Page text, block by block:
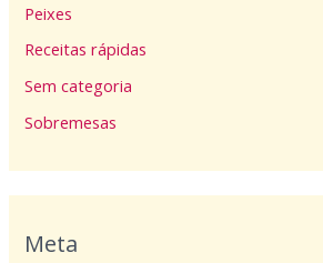
Peixes
Receitas rápidas
Sem categoria
Sobremesas
Meta